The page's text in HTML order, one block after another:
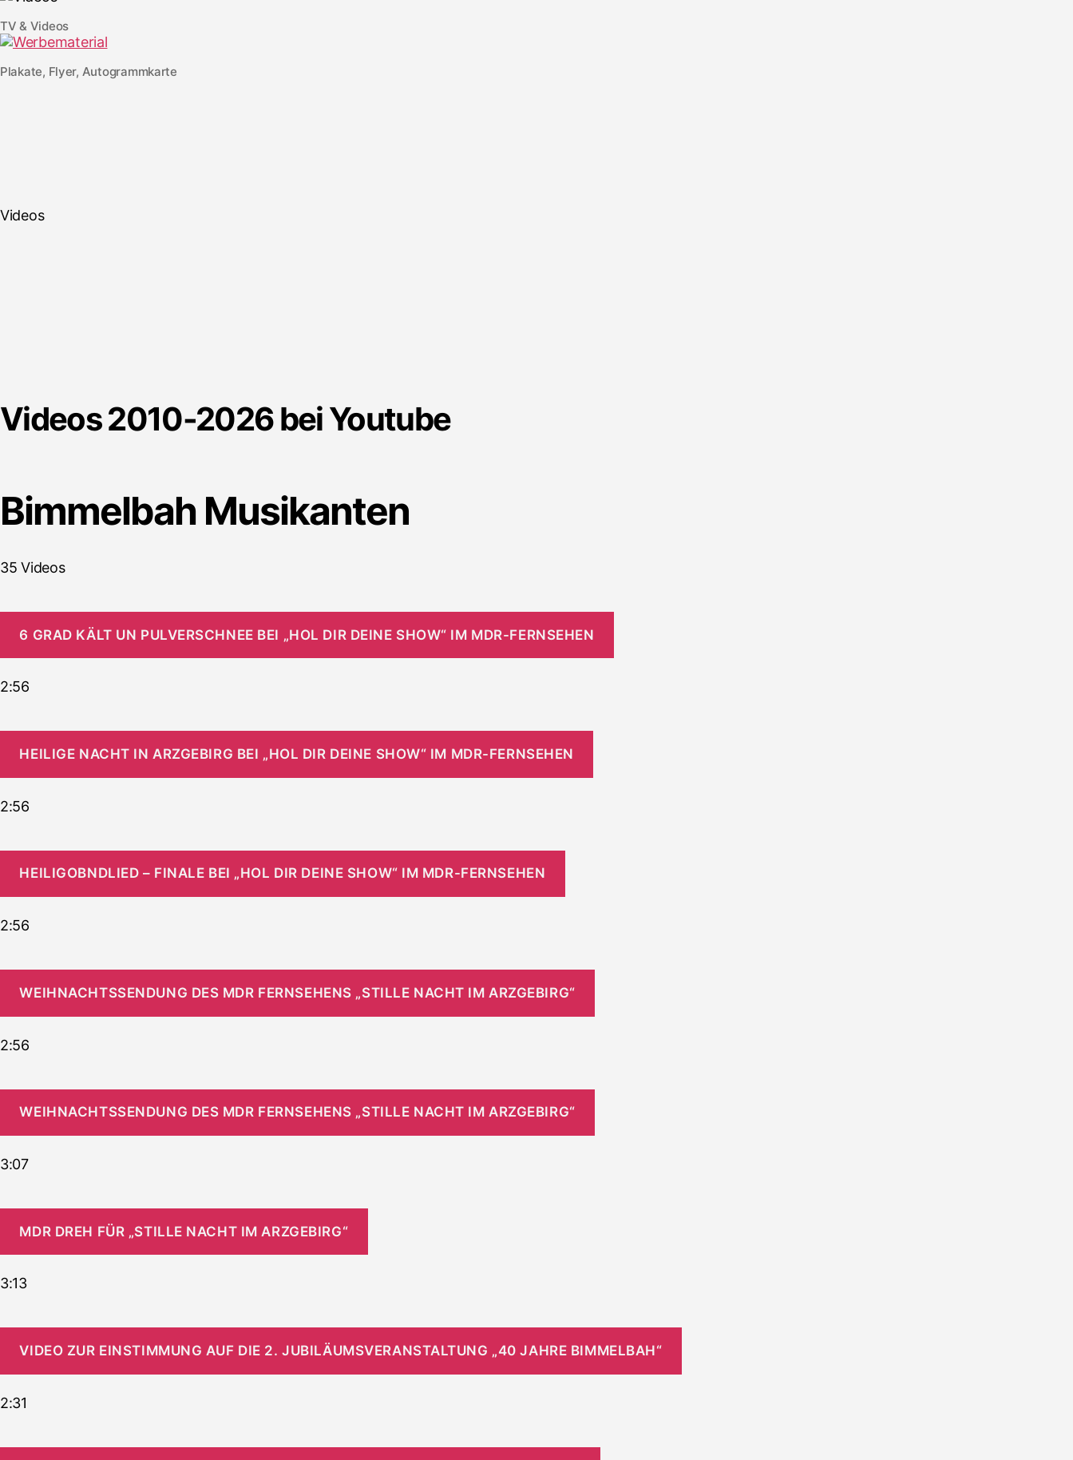
TV & Videos
Plakate, Flyer, Autogrammkarte
Videos
Videos 2010-2026 bei Youtube
Bimmelbah Musikanten
35 Videos
6 GRAD KÄLT UN PULVERSCHNEE BEI „HOL DIR DEINE SHOW“ IM MDR-FERNSEHEN
2:56
HEILIGE NACHT IN ARZGEBIRG BEI „HOL DIR DEINE SHOW“ IM MDR-FERNSEHEN
2:56
HEILIGOBNDLIED – FINALE BEI „HOL DIR DEINE SHOW“ IM MDR-FERNSEHEN
2:56
WEIHNACHTSSENDUNG DES MDR FERNSEHENS „STILLE NACHT IM ARZGEBIRG“
2:56
WEIHNACHTSSENDUNG DES MDR FERNSEHENS „STILLE NACHT IM ARZGEBIRG“
3:07
MDR DREH FÜR „STILLE NACHT IM ARZGEBIRG“
3:13
VIDEO ZUR EINSTIMMUNG AUF DIE 2. JUBILÄUMS­VERANSTALTUNG „40 JAHRE BIMMELBAH“
2:31